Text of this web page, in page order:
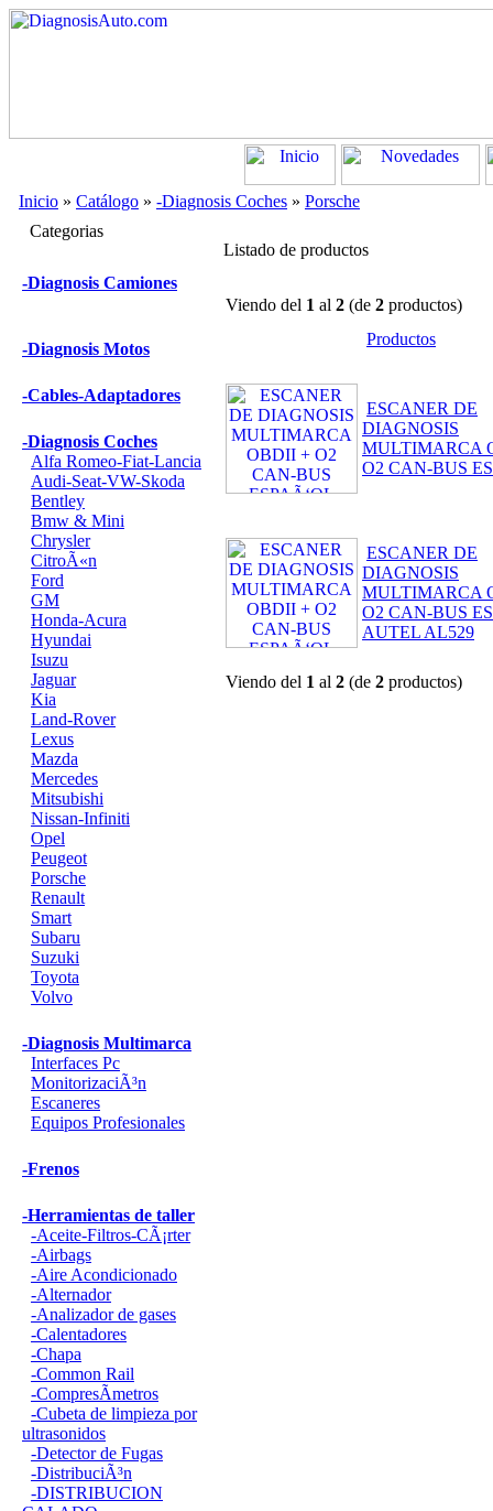
Inicio » Catálogo » -Diagnosis Coches » Porsche
Categorias
-Diagnosis Camiones
-Diagnosis Motos
-Cables-Adaptadores
-Diagnosis Coches
Alfa Romeo-Fiat-Lancia
Audi-Seat-VW-Skoda
Bentley
Bmw & Mini
Chrysler
CitroÃ«n
Ford
GM
Honda-Acura
Hyundai
Isuzu
Jaguar
Kia
Land-Rover
Lexus
Mazda
Mercedes
Mitsubishi
Nissan-Infiniti
Opel
Peugeot
Porsche
Renault
Smart
Subaru
Suzuki
Toyota
Volvo
-Diagnosis Multimarca
Interfaces Pc
MonitorizaciÃ³n
Escaneres
Equipos Profesionales
-Frenos
-Herramientas de taller
-Aceite-Filtros-CÃ¡rter
-Airbags
-Aire Acondicionado
-Alternador
-Analizador de gases
-Calentadores
-Chapa
-Common Rail
-CompresÃ­metros
-Cubeta de limpieza por
ultrasonidos
-Detector de Fugas
-DistribuciÃ³n
-DISTRIBUCION
Listado de productos
Viendo del 1 al 2 (de 2 productos)
Productos
ESCANER DE
DIAGNOSIS
MULTIMARCA
O2 CAN-BUS
ESCANER DE
DIAGNOSIS
MULTIMARCA
O2 CAN-BUS
AUTEL AL529
Viendo del 1 al 2 (de 2 productos)